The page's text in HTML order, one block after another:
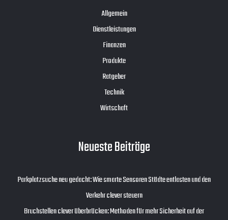
Allgemein
Dienstleistungen
Finanzen
Produkte
Ratgeber
Technik
Wirtschaft
Neueste Beiträge
Parkplatzsuche neu gedacht: Wie smarte Sensoren Städte entlasten und den
Verkehr clever steuern
Bruchstellen clever überbrücken: Methoden für mehr Sicherheit auf der